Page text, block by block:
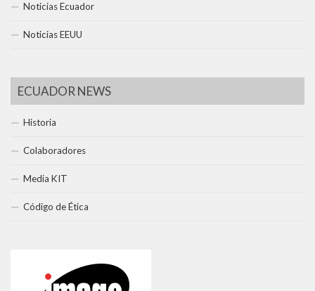
Noticias Ecuador
Noticias EEUU
ECUADOR NEWS
Historia
Colaboradores
Media KIT
Código de Ética